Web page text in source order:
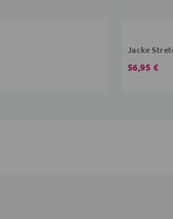
Jacke
56,95 €